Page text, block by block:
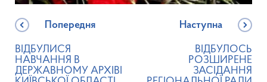
Попередня
ВІДБУЛИСЯ
НАВЧАННЯ В
ДЕРЖАВНОМУ АРХІВІ
Наступна
ВІДБУЛОСЬ
РОЗШИРЕНЕ
ЗАСІДАННЯ